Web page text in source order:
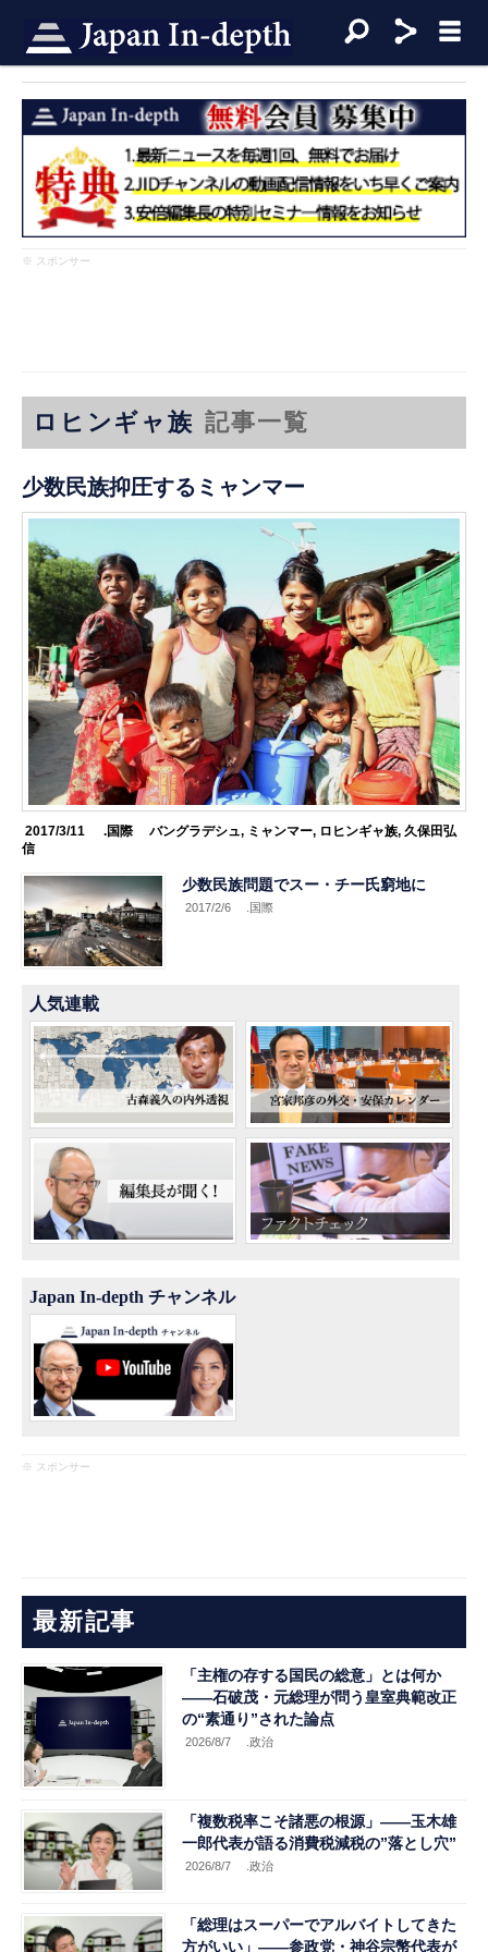
※ スポンサー
ロヒンギャ族 記事一覧
少数民族抑圧するミャンマー
2017/3/11 .国際 バングラデシュ, ミャンマー, ロヒンギャ族, 久保田弘
信
少数民族問題でスー・チー氏窮地に
2017/2/6 .国際
人気連載
Japan In-depth チャンネル
※ スポンサー
最新記事
「主権の存する国民の総意」とは何か
――石破茂・元総理が問う皇室典範改正
の“素通り”された論点
2026/8/7 .政治
「複数税率こそ諸悪の根源」――玉木雄
一郎代表が語る消費税減税の”落とし穴”
2026/8/7 .政治
「総理はスーパーでアルバイトしてきた
方がいい」――参政党・神谷宗幣代表が